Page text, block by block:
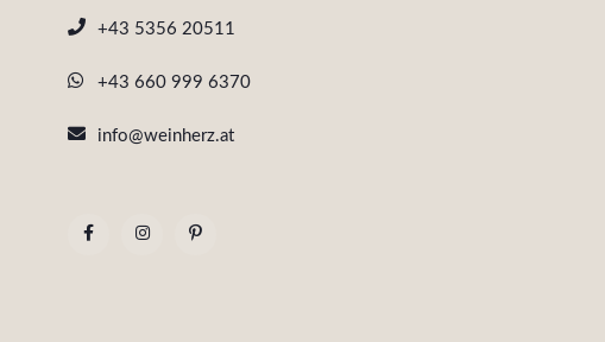
+43 5356 20511
+43 660 999 6370
info@weinherz.at